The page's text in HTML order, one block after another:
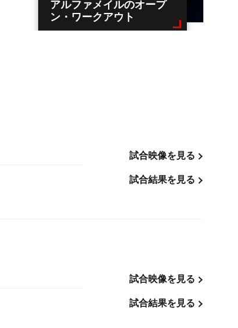
アルファメイルのオープ
ン・ワークアウト
試合映像を見る
試合結果を見る
試合映像を見る
試合結果を見る